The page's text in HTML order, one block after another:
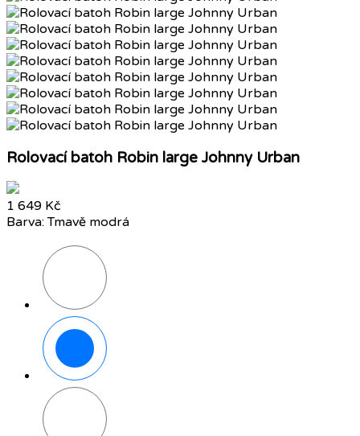
Rolovací batoh Robin large Johnny Urban
1 649 Kč
Barva: Tmavě modrá